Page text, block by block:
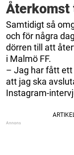
Återkomst
Samtidigt så
och för några
dörren till att
i Malmö FF.
– Jag har fått ett
att jag ska
Instagram-